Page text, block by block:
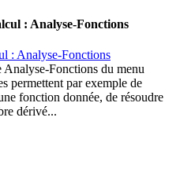
: Analyse-Fonctions
: Analyse-Fonctions
Fonctions du menu
permettent par exemple de
fonction donnée, de résoudre
dérivé...